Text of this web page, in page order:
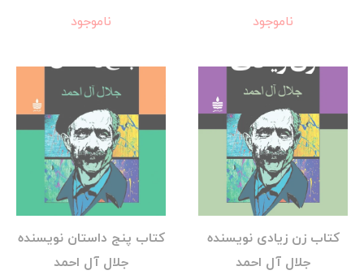
ناموجود
ناموجود
کتاب زن زیادی نویسنده
جلال آل احمد
کتاب پنج داستان نویسنده
جلال آل احمد